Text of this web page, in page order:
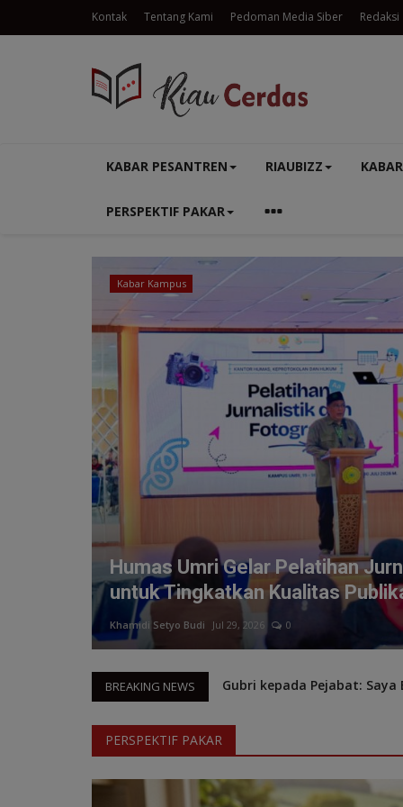
Kontak Tentang Kami Pedoman Media Siber Redaksi
KABAR PESANTREN RIAUBIZZ
PERSPEKTIF PAKAR
Kabar Kampus
Humas Umri Gelar Pelatihan
untuk Tingkatkan Kualitas
Khamidi Setyo Budi Jul 29, 2026 0
BREAKING NEWS
BMKG Prakirakan Riau
PERSPEKTIF PAKAR